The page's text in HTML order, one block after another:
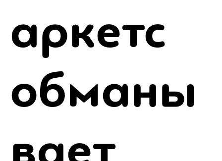
аркетс
обманы